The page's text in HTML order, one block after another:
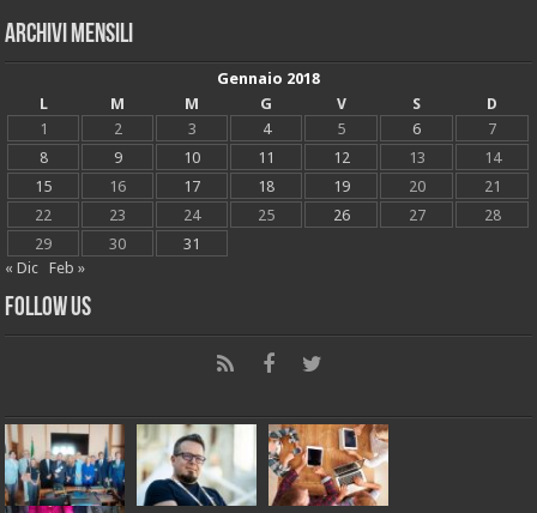
Archivi mensili
Gennaio 2018
L
M M G V S
D
1
2 3 4 5 6
7
8
9 10 11 12 13
14
15
16 17 18 19 20
21
22
23 24 25 26 27
28
29
30
31
« Dic
Feb »
Follow Us